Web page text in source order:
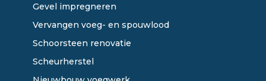
Gevel impregneren
Vervangen voeg- en spouwlood
Schoorsteen renovatie
Scheurherstel